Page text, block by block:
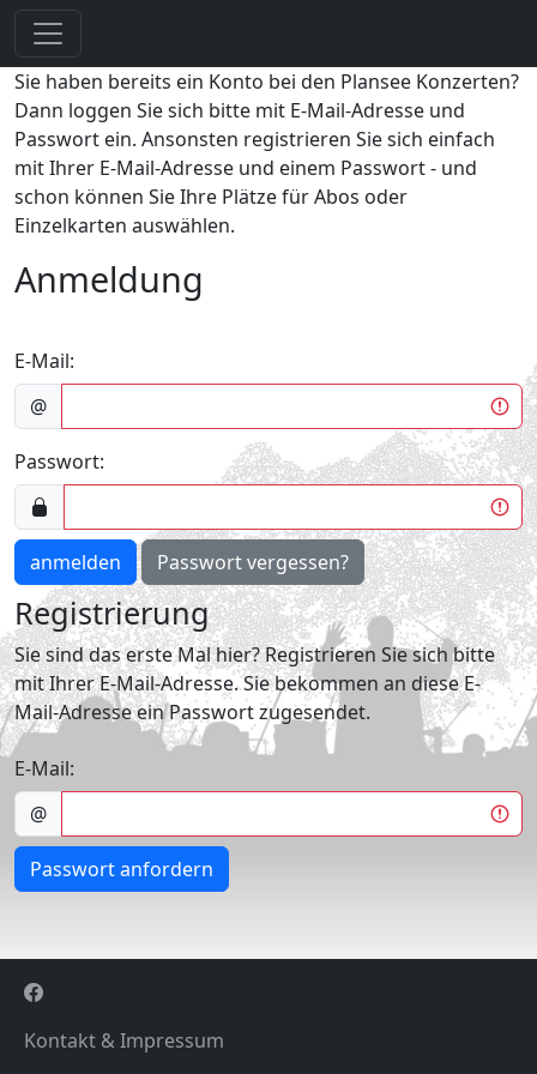
Sie haben bereits ein Konto bei den Plansee Konzerten?
Dann loggen Sie sich bitte mit E-Mail-Adresse und
Passwort ein. Ansonsten registrieren Sie sich einfach
mit Ihrer E-Mail-Adresse und einem Passwort - und
schon können Sie Ihre Plätze für Abos oder
Einzelkarten auswählen.
Anmeldung
E-Mail:
@
Passwort:
anmelden Passwort vergessen?
Registrierung
Sie sind das erste Mal hier? Registrieren Sie sich bitte
mit Ihrer E-Mail-Adresse. Sie bekommen an diese E-
Mail-Adresse ein Passwort zugesendet.
E-Mail:
@
Passwort anfordern
Kontakt & Impressum